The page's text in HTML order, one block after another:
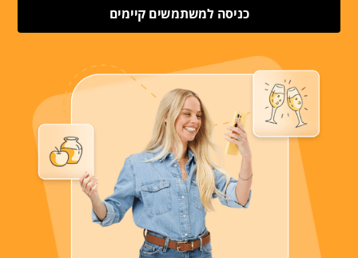
כניסה למשתמשים קיימים